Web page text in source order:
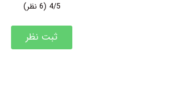
4/5 (6 نظر)
ثبت نظر